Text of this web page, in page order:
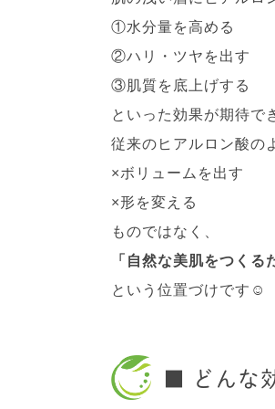
①水分量を高める
②ハリ・ツヤを出す
③肌質を底上げする
といった効果が期待で
従来のヒアルロン酸の
×ボリュームを出す
×形を変える
ものではなく、
「自然な美肌をつくる
という位置づけです☺︎
■ どんな